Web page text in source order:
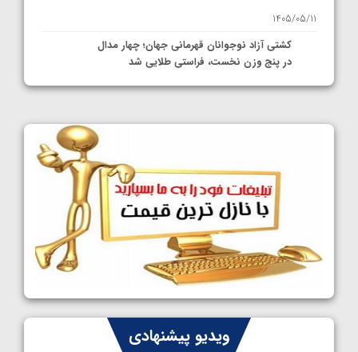
1405/05/11
کشتی آزاد نوجوانان قهرمانی جهان؛ چهار مدال
در پنج وزن نخست، فراستی طلایی شد
1405/05/11
کشتی آزاد نوجوانان جهان؛ رقبای نمایندگان
ایران مشخص شدند
1405/05/08
کشتی فرنگی نوجوانان جهان؛ سکوی تیمی
سوم برای ایران
1405/05/07
ایران چشم به راه چهار مدال در پنج وزن دوم
کشتی فرنگی نوجوانان جهانویدیو پیشنهادی